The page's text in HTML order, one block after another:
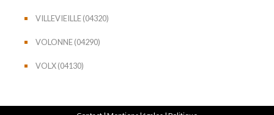
VILLEVIEILLE (04320)
VOLONNE (04290)
VOLX (04130)